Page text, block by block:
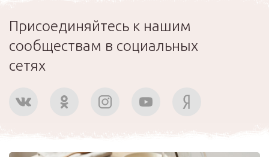
Присоединяйтесь к нашим
сообществам в социальных
сетях